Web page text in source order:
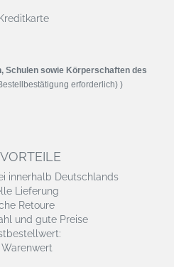
Schulen sowie Körperschaften des
erforderlich) )
innerhalb Deutschlands
Lieferung
Retoure
und gute Preise